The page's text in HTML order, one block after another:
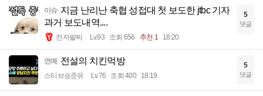
이슈 지금 난리난 축협 성접대 첫 보도한 jtbc 기자
과거 보도내역....
전자팔찌 Lv.93 조회 656 추천 1 18:20
5
댓글
연예 전설의 치킨먹방
스티브승준유 Lv.76 조회 400 18:19
5
댓글